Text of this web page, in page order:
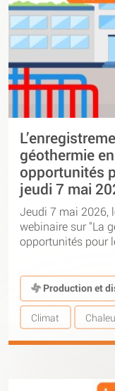
géothermie
opportunités
jeudi 7 mai
Jeudi 7 mai 2026,
webinaire sur "La
opportunités pour
Production et
Climat